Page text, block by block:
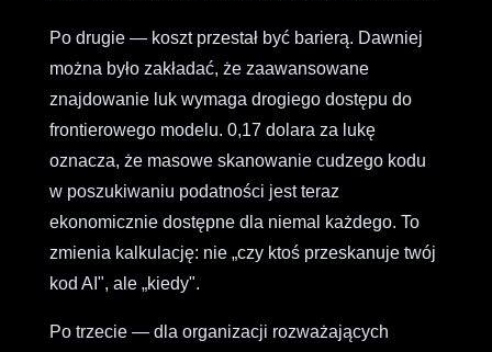
Po drugie — koszt przestał być barierą. Dawniej
można było zakładać, że zaawansowane
znajdowanie luk wymaga drogiego dostępu do
frontierowego modelu. 0,17 dolara za lukę
oznacza, że masowe skanowanie cudzego kodu
w poszukiwaniu podatności jest teraz
ekonomicznie dostępne dla niemal każdego. To
zmienia kalkulację: nie „czy ktoś przeskanuje twój
kod AI", ale „kiedy".
Po trzecie — dla organizacji rozważających